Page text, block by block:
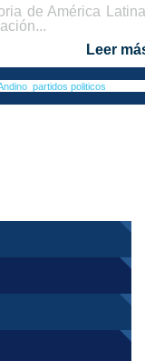
de América
Leer
partidos politicos